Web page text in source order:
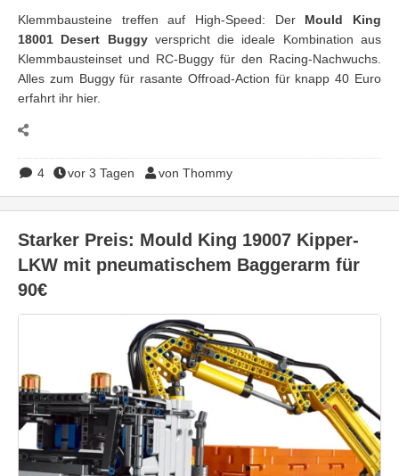
Klemmbausteine treffen auf High-Speed: Der Mould King
18001 Desert Buggyverspricht die ideale Kombination aus
Klemmbausteinset und RC-Buggy für den Racing-Nachwuchs.
Alles zum Buggy für rasante Offroad-Action für knapp 40 Euro
erfahrt ihr hier.
4 vor 3 Tagen von Thommy
Starker Preis: Mould King 19007 Kipper-
LKW mit pneumatischem Baggerarm für
90€